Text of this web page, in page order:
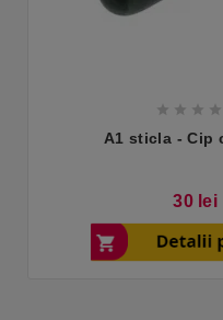
   
A1 sticla - Cip
30 lei